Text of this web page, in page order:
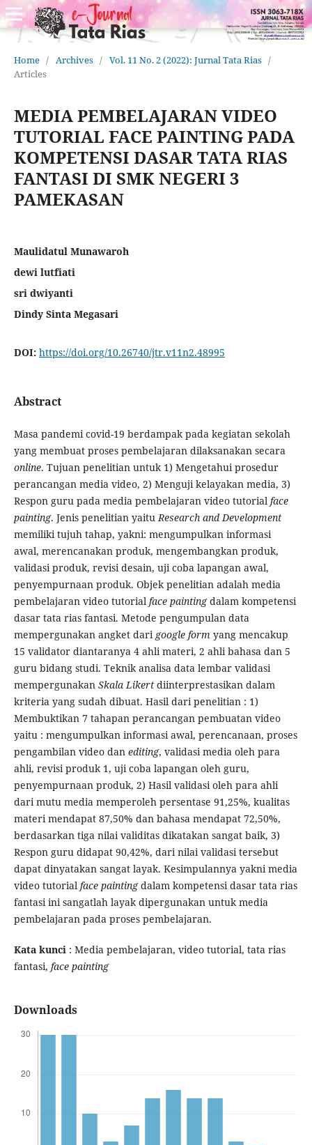
Home / Archives / Vol. 11 No. 2 (2022): Jurnal Tata Rias /
Articles
MEDIA PEMBELAJARAN VIDEO
TUTORIAL FACE PAINTING PADA
KOMPETENSI DASAR TATA RIAS
FANTASI DI SMK NEGERI 3
PAMEKASAN
Maulidatul Munawaroh
dewi lutfiati
sri dwiyanti
Dindy Sinta Megasari
DOI: https://doi.org/10.26740/jtr.v11n2.48995
Abstract
Masa pandemi covid-19 berdampak pada kegiatan sekolah
yang membuat proses pembelajaran dilaksanakan secara
online. Tujuan penelitian untuk 1) Mengetahui prosedur
perancangan media video, 2) Menguji kelayakan media, 3)
Respon guru pada media pembelajaran video tutorial face
painting. Jenis penelitian yaituResearch and Development
memiliki tujuh tahap, yakni: mengumpulkan informasi
awal, merencanakan produk, mengembangkan produk,
validasi produk, revisi desain, uji coba lapangan awal,
penyempurnaan produk. Objek penelitian adalah media
pembelajaran video tutorial face paintingdalam kompetensi
dasar tata rias fantasi. Metode pengumpulan data
mempergunakan angket darigoogle form yang mencakup
15 validator diantaranya 4 ahli materi, 2 ahli bahasa dan 5
guru bidang studi. Teknik analisa data lembar validasi
mempergunakan Skala Likert diinterprestasikan dalam
kriteria yang sudah dibuat. Hasil dari penelitian : 1)
Membuktikan 7 tahapan perancangan pembuatan video
yaitu : mengumpulkan informasi awal, perencanaan, proses
pengambilan video dan editing, validasi media oleh para
ahli, revisi produk 1, uji coba lapangan oleh guru,
penyempurnaan produk, 2) Hasil validasi oleh para ahli
dari mutu media memperoleh persentase 91,25%, kualitas
materi mendapat 87,50% dan bahasa mendapat 72,50%,
berdasarkan tiga nilai validitas dikatakan sangat baik, 3)
Respon guru didapat 90,42%, dari nilai validasi tersebut
dapat dinyatakan sangat layak. Kesimpulannya yakni media
video tutorial face paintingdalam kompetensi dasar tata rias
fantasi ini sangatlah layak dipergunakan untuk media
pembelajaran pada proses pembelajaran.
Kata kunci : Media pembelajaran, video tutorial, tata rias
fantasi, face painting
Downloads